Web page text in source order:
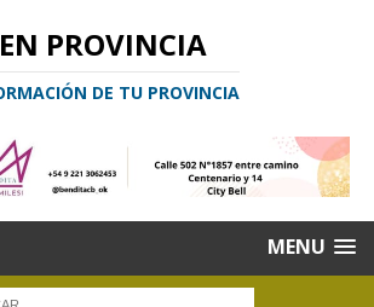
EN PROVINCIA
DE TU PROVINCIA
MENU